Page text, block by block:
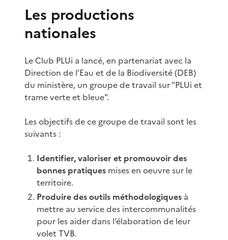
Les productions
nationales
Le Club PLUi a lancé, en partenariat avec la
Direction de l’Eau et de la Biodiversité (DEB)
du ministère, un groupe de travail sur "PLUi et
trame verte et bleue".
Les objectifs de ce groupe de travail sont les
suivants :
Identifier, valoriser et promouvoir des
bonnes pratiques mises en oeuvre sur le
territoire.
Produire des outils méthodologiques à
mettre au service des intercommunalités
pour les aider dans l’élaboration de leur
volet TVB.